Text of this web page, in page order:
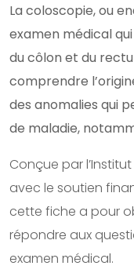
La coloscopie, ou
examen médical
du côlon et du
comprendre
des anomalies qui
de maladie,
Conçue par
avec le soutien
cette fiche a pour
répondre aux
examen médical.